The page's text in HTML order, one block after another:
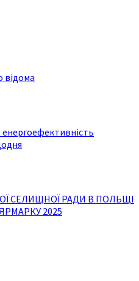
відома
енергоефективність
СЕЛИЩНОЇ РАДИ В ПОЛЬЩІ
2025